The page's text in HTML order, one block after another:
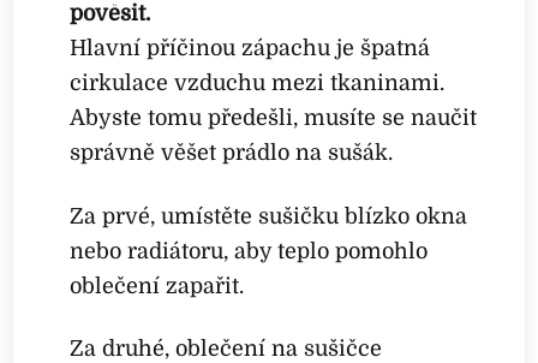
pověsit.
Hlavní příčinou zápachu je špatná
cirkulace vzduchu mezi tkaninami.
Abyste tomu předešli, musíte se naučit
správně věšet prádlo na sušák.
Za prvé, umístěte sušičku blízko okna
nebo radiátoru, aby teplo pomohlo
oblečení zapařit.
Za druhé, oblečení na sušičce